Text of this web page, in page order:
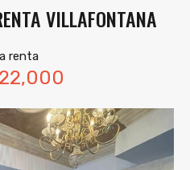
VILLAFONTANA
renta